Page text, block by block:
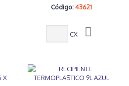
Código: 43621
CX